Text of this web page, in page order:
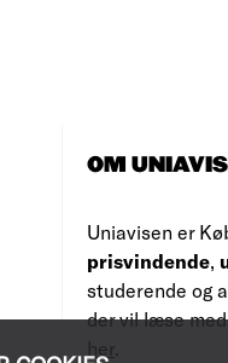
OM
Uniavisen er
prisvindende,
studerende og
der vil læse
her